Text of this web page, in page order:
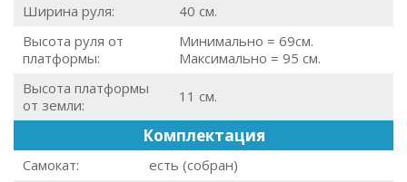
Ширина руля:
40 см.
Высота руля от
платформы:
Минимально = 69см.
Максимально = 95 см.
Высота платформы
от земли:
11 см.
Комплектация
Самокат:
есть (собран)